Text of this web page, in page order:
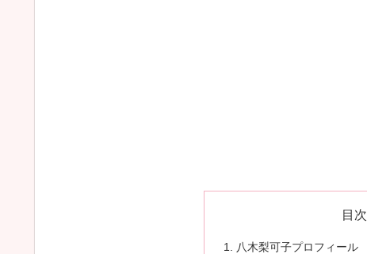
目次
八木梨可子プロフィール